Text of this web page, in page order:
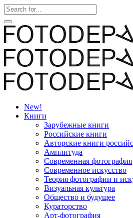
New!
Книги
Зарубежные книги
Российские книги
Авторские книги
Амплитуда
Современная фотография
Современное искусство
Теория фотографии и
Визуальная культура
Общество и будущее
Кураторство
Арт-фотография